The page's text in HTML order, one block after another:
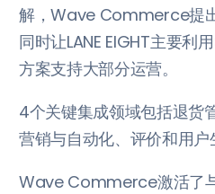
解，Wave Commerce提
同时让LANE EIGHT主要利
方案支持大部分运营。
4个关键集成领域包括退货
营销与自动化、评价和用户
Wave Commerce激活了